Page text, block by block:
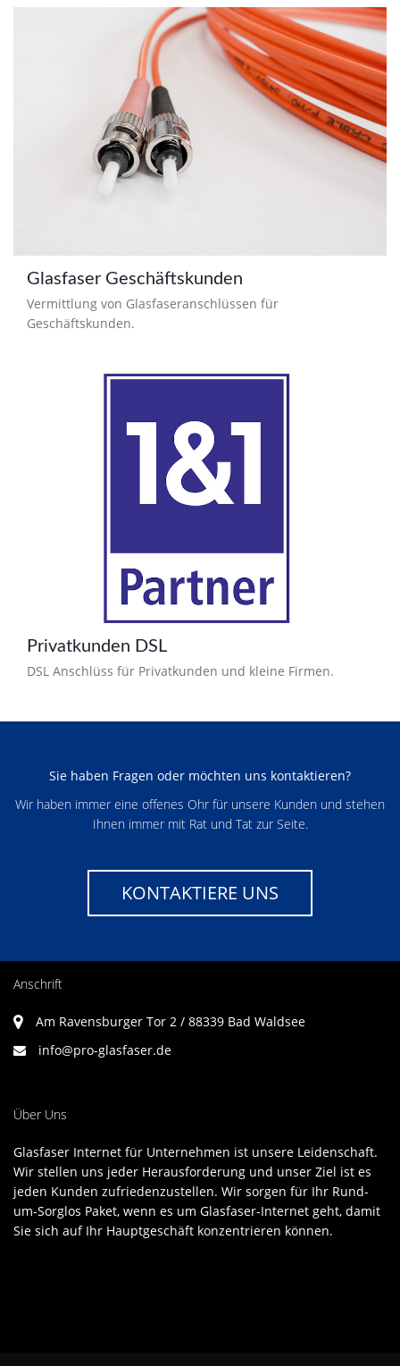
Glasfaser Geschäftskunden
Vermittlung von Glasfaseranschlüssen für
Geschäftskunden.
Privatkunden DSL
DSL Anschlüss für Privatkunden und kleine Firmen.
Sie haben Fragen oder möchten uns kontaktieren?
Wir haben immer eine offenes Ohr für unsere Kunden und stehen
Ihnen immer mit Rat und Tat zur Seite.
KONTAKTIERE UNS
Anschrift
Am Ravensburger Tor 2 / 88339 Bad Waldsee
info@pro-glasfaser.de
Über Uns
Glasfaser Internet für Unternehmen ist unsere Leidenschaft.
Wir stellen uns jeder Herausforderung und unser Ziel ist es
jeden Kunden zufriedenzustellen. Wir sorgen für Ihr Rund-
um-Sorglos Paket, wenn es um Glasfaser-Internet geht, damit
Sie sich auf Ihr Hauptgeschäft konzentrieren können.